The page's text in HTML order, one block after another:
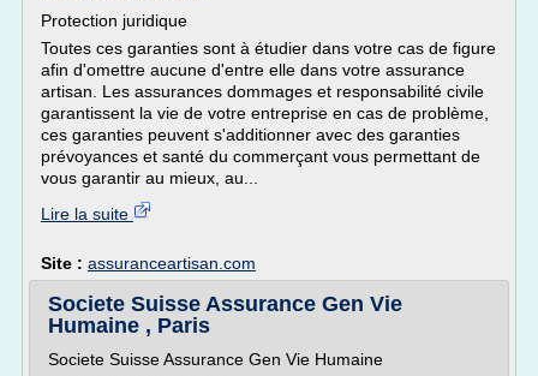
Protection juridique
Toutes ces garanties sont à étudier dans votre cas de figure
afin d'omettre aucune d'entre elle dans votre assurance
artisan. Les assurances dommages et responsabilité civile
garantissent la vie de votre entreprise en cas de problème,
ces garanties peuvent s'additionner avec des garanties
prévoyances et santé du commerçant vous permettant de
vous garantir au mieux, au...
Lire la suite
Site : assuranceartisan.com
Societe Suisse Assurance Gen Vie
Humaine , Paris
Societe Suisse Assurance Gen Vie Humaine